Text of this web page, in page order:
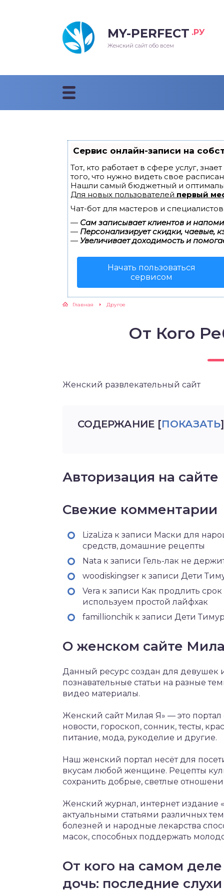
MY-PERFECT .РУ
Женский сайт обо всем
Сервис онлайн-записи на
Тот, кто работает в сфере услуг,
того, что нужно видеть свое
Нашли самый бюджетный и
Для новых пользователей первый
Чат-бот для мастеров и
— Сам записывает клиентов и
— Персонализирует скидки, чаевые,
— Увеличивает доходимость и
Начать пользоваться
сервисом
Главная Другое
От Кого
Женский развлекательный сайт
СОДЕРЖАНИЕ [ПОКАЗАТЬ]
Авторизация на сайте
Свежие комментарии
LizaLiza к записи Маски для
средств, домашние рецепты
Nata к записи Гель-лак не
woodiskingser к записи Дети
Vera к записи Как продлить
используем простой лайфхак
famillionchik к записи Дети
О женском сайте
Данный ресурс создан для девушек
познавательные статьи на разные
видео материалы.
Женский сайт Милая Я» — это портал
новости, гороскоп, сонник, тесты,
питание, мода, рукоделие и другие.
Наш женский портал несёт для
вкусам любой женщине. Рецепты
сохранить добрые, светлые
Женский журнал, интернет издание
актуальными статьями различных
болезней и народные лекарства
масок, способных поддержать
От кого на самом
дочь: последние
прически 2018
стрижки 2018